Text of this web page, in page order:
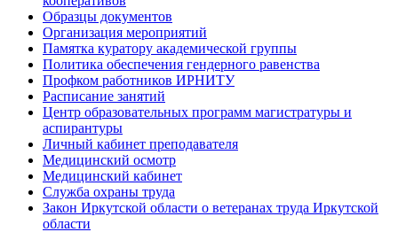
Образцы документов
Организация мероприятий
Памятка куратору академической группы
Политика обеспечения гендерного равенства
Профком работников ИРНИТУ
Расписание занятий
Центр образовательных программ магистратуры и
аспирантуры
Личный кабинет преподавателя
Медицинский осмотр
Медицинский кабинет
Служба охраны труда
Закон Иркутской области о ветеранах труда Иркутской
области